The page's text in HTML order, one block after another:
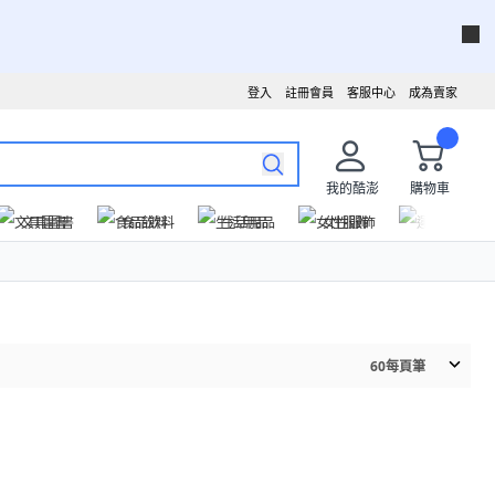
成為賣家
客服中心
註冊會員
登入
我的酷澎
購物車
文具圖書
食品飲料 生活用品 女性服飾
60每頁筆